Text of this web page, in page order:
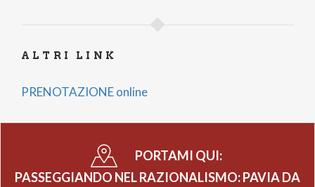
ALTRI LINK
PRENOTAZIONE online
PORTAMI QUI:
PASSEGGIANDO NEL RAZIONALISMO: PAVIA DA